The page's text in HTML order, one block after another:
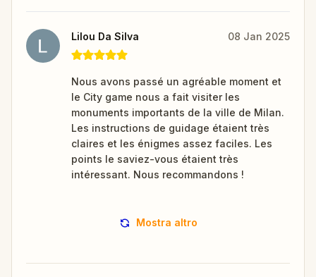
Lilou Da Silva 08 Jan 2025
Nous avons passé un agréable moment et
le City game nous a fait visiter les
monuments importants de la ville de Milan.
Les instructions de guidage étaient très
claires et les énigmes assez faciles. Les
points le saviez-vous étaient très
intéressant. Nous recommandons !
Mostra altro